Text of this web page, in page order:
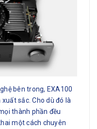
bên trong, EXA100
sắc. Cho dù đó là
thành phần đều
một cách chuyên